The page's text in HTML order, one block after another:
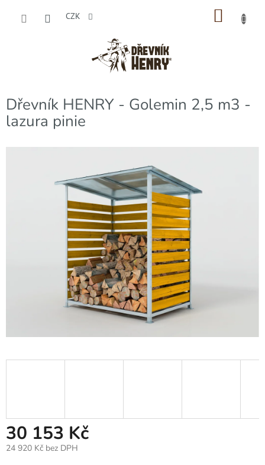
CZK
Dřevník HENRY - Golemin 2,5 m3 -
lazura pinie
30 153 Kč
24 920 Kč bez DPH